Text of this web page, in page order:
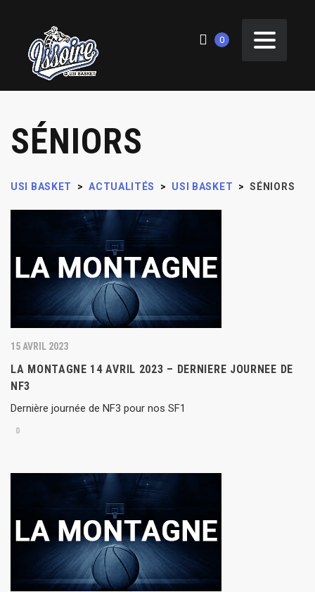
0
SÉNIORS
USI BASKET > ACTUALITÉS > USI BASKET > SÉNIORS
15 AVRIL 2023
LA MONTAGNE 14 AVRIL 2023 – DERNIERE JOURNEE DE
NF3
Dernière journée de NF3 pour nos SF1
0